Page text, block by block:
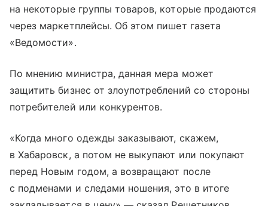
на некоторые группы товаров, которые продаются
через маркетплейсы. Об этом пишет газета
«Ведомости».
По мнению министра, данная мера может
защитить бизнес от злоупотреблений со стороны
потребителей или конкурентов.
«Когда много одежды заказывают, скажем,
в Хабаровск, а потом не выкупают или покупают
перед Новым годом, а возвращают после
с подменами и следами ношения, это в итоге